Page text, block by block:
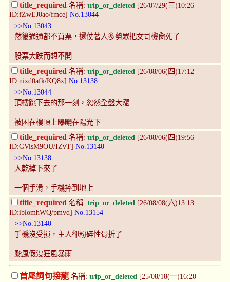
title_required 名稱: trip_or_deleted [26/07/29(三)10:26
ID:fZwEJ0ao/fmce] No.13044
>>No.13043
然後通通都不買票，還仗著人多勢眾把女司機肏死了
股票大跌而想不開
title_required 名稱: trip_or_deleted [26/08/06(四)17:12
ID:nixd0afk/KQ8x] No.13138
>>No.13044
頂樓跳下去的那一刻，忽然全盤大漲
被困在樓頂上曝曬在陽光下
title_required 名稱: trip_or_deleted [26/08/06(四)19:56
ID:GVisM9OU/IZvT] No.13140
>>No.13138
人乾掉下來了
一個手滑，手機摔到地上
title_required 名稱: trip_or_deleted [26/08/08(六)13:13
ID:iblomhWQ/pmvd] No.13154
>>No.13140
手機沒受損，主人卻粉碎性骨折了
颱風假沒狂風暴雨
首尾詞句接龍名稱: trip_or_deleted [25/08/18(一)16:20